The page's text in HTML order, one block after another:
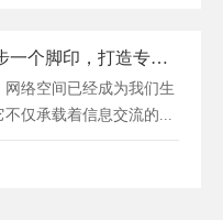
网页编织梦想：一步一个脚印，打造专属你的网络空间
络空间已经成为我们生
仅承载着信息交流的...